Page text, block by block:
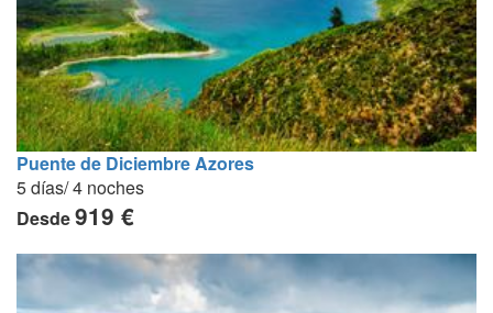
Puente de Diciembre Azores
5 días/ 4 noches
Desde919 €